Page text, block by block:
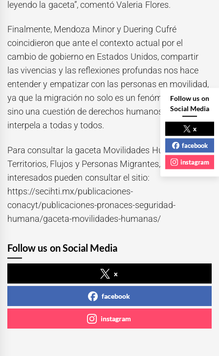
leyendo la gaceta”, comentó Valeria Flores.
Finalmente, Mendoza Minor y Duering Cufré
coincidieron que ante el contexto actual por el
cambio de gobierno en Estados Unidos, compartir
las vivencias y las reflexiones profundas nos hace
entender y empatizar con las personas en movilidad,
ya que la migración no solo es un fenómeno social,
sino una cuestión de derechos humanos que nos
interpela a todas y todos.
Para consultar la gaceta Movilidades Humanas:
Territorios, Flujos y Personas Migrantes, las y los
interesados pueden consultar el sitio:
https://secihti.mx/publicaciones-
conacyt/publicaciones-pronaces-seguridad-
humana/gaceta-movilidades-humanas/
Follow us on Social Media
x
facebook
instagram
Follow us on
Social Media
x
facebook
instagram